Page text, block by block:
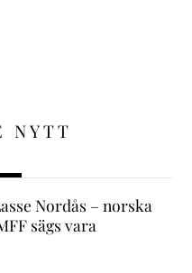
NYTT
Nordås – norska
sägs vara